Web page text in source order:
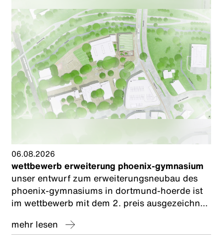
06.08.2026
wettbewerb erweiterung phoenix-gymnasium
unser entwurf zum erweiterungsneubau des
phoenix-gymnasiums in dortmund-hoerde ist
im wettbewerb mit dem 2. preis ausgezeichnet
unserem planungspartner caspar.
mehr lesen